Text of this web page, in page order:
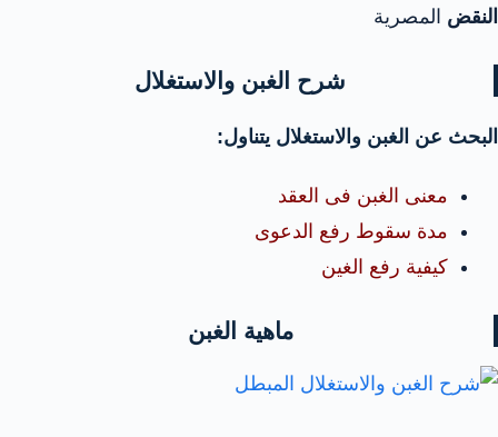
النقض المصرية
شرح الغبن والاستغلال
البحث عن الغبن والاستغلال يتناول:
معنى الغبن فى العقد
مدة سقوط رفع الدعوى
كيفية رفع الغين
ماهية الغبن